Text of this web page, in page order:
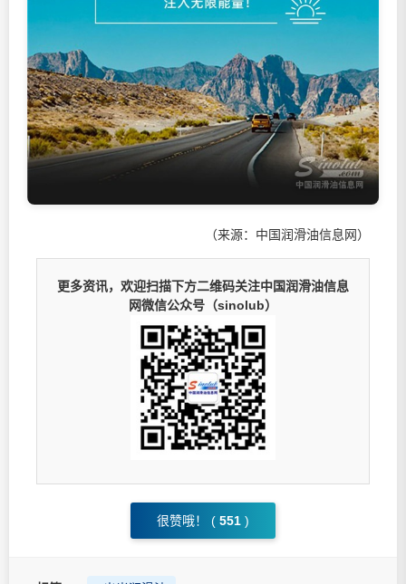
（来源：中国润滑油信息网）
更多资讯，欢迎扫描下方二维码关注中国润滑油信息
网微信公众号（sinolub）
很赞哦！ ( 551 )